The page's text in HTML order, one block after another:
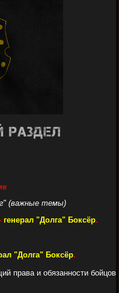
(важные темы)
генерал "Долга" Боксёр.
"Долга" Боксёр.
права и обязанности бойцов